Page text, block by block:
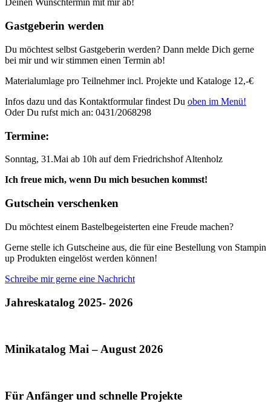
Deinen Wunschtermin mit mir ab!
Gastgeberin werden
Du möchtest selbst Gastgeberin werden? Dann melde Dich gerne
bei mir und wir stimmen einen Termin ab!
Materialumlage pro Teilnehmer incl. Projekte und Kataloge 12,-€
Infos dazu und das Kontaktformular findest Du oben im Menü!
Oder Du rufst mich an: 0431/2068298
Termine:
Sonntag, 31.Mai ab 10h auf dem Friedrichshof Altenholz
Ich freue mich, wenn Du mich besuchen kommst!
Gutschein verschenken
Du möchtest einem Bastelbegeisterten eine Freude machen?
Gerne stelle ich Gutscheine aus, die für eine Bestellung von Stampin
up Produkten eingelöst werden können!
Schreibe mir gerne eine Nachricht
Jahreskatalog 2025- 2026
Minikatalog Mai – August 2026
Für Anfänger und schnelle Projekte